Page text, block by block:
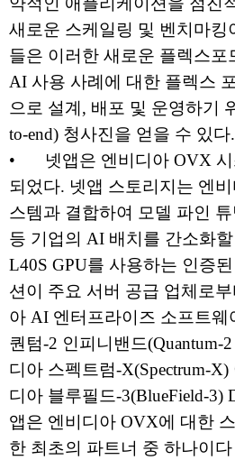
새로운 스케일링 및 벤치마킹
들은 이러한 새로운 플렉스포
AI 사용 사례에 대한 플렉스
으로 설계, 배포 및 운영하기
to-end) 청사진을 얻을 수 있다.
•
넷앱은 엔비디아 OVX
되었다. 넷앱 스토리지는 엔
스템과 결합하여 모델 파인
등 기업의 AI 배치를 간소화
L40S GPU를 사용하는 인증
션이 주요 서버 공급 업체로
아 AI 엔터프라이즈 소프트웨
퀀텀-2 인피니밴드(Quantum-
디아 스펙트럼-X(Spectrum-X)
디아 블루필드-3(BlueField-3)
앱은 엔비디아 OVX에 대한
한 최초의 파트너 중 하나이다